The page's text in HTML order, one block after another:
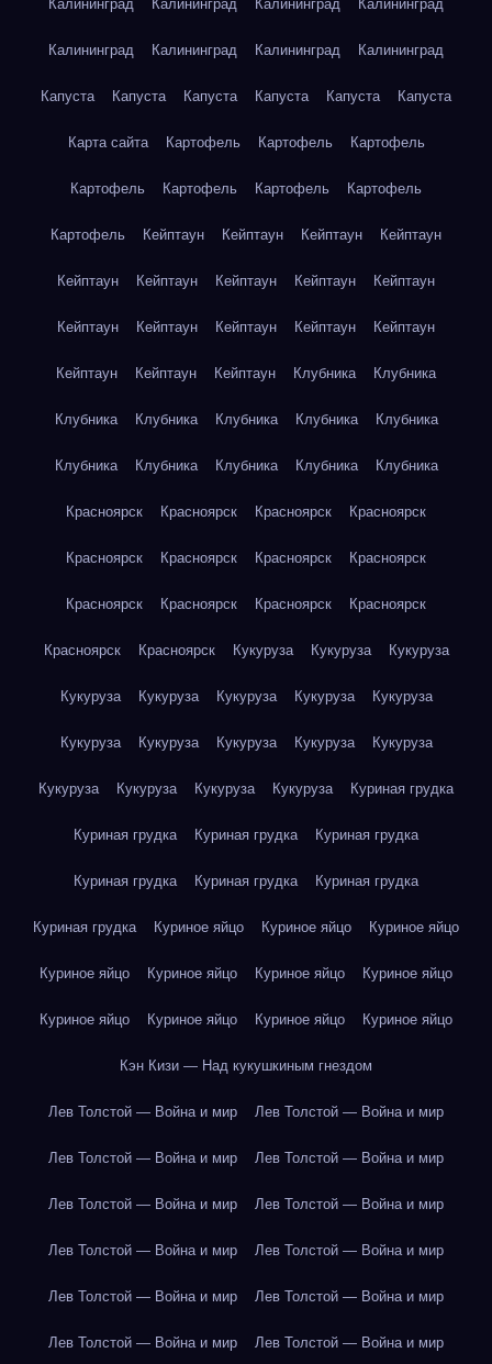
Калининград Калининград Калининград Калининград
Калининград Калининград Калининград Калининград
Капуста Капуста Капуста Капуста Капуста Капуста
Карта сайта Картофель Картофель Картофель
Картофель Картофель Картофель Картофель
Картофель Кейптаун Кейптаун Кейптаун Кейптаун
Кейптаун Кейптаун Кейптаун Кейптаун Кейптаун
Кейптаун Кейптаун Кейптаун Кейптаун Кейптаун
Кейптаун Кейптаун Кейптаун Клубника Клубника
Клубника Клубника Клубника Клубника Клубника
Клубника Клубника Клубника Клубника Клубника
Красноярск Красноярск Красноярск Красноярск
Красноярск Красноярск Красноярск Красноярск
Красноярск Красноярск Красноярск Красноярск
Красноярск Красноярск Кукуруза Кукуруза Кукуруза
Кукуруза Кукуруза Кукуруза Кукуруза Кукуруза
Кукуруза Кукуруза Кукуруза Кукуруза Кукуруза
Кукуруза Кукуруза Кукуруза Кукуруза Куриная грудка
Куриная грудка Куриная грудка Куриная грудка
Куриная грудка Куриная грудка Куриная грудка
Куриная грудка Куриное яйцо Куриное яйцо Куриное яйцо
Куриное яйцо Куриное яйцо Куриное яйцо Куриное яйцо
Куриное яйцо Куриное яйцо Куриное яйцо Куриное яйцо
Кэн Кизи — Над кукушкиным гнездом
Лев Толстой — Война и мир Лев Толстой — Война и мир
Лев Толстой — Война и мир Лев Толстой — Война и мир
Лев Толстой — Война и мир Лев Толстой — Война и мир
Лев Толстой — Война и мир Лев Толстой — Война и мир
Лев Толстой — Война и мир Лев Толстой — Война и мир
Лев Толстой — Война и мир Лев Толстой — Война и мир